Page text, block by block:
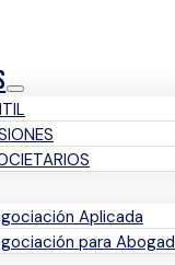
Aplicada
para